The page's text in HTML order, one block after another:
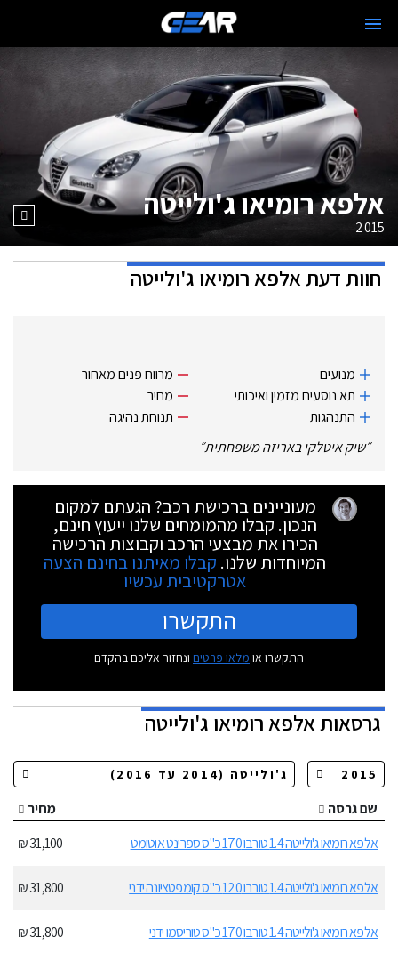
אלפא רומיאו ג'ולייטה
2015
חוות דעתאלפא רומיאו ג'ולייטה
מנועים
תא נוסעים מזמין ואיכותי
התנהגות
מרווח פנים מאחור
מחיר
תנוחת נהיגה
״שיק איטלקי באריזה משפחתית״
מעוניינים ברכישת רכב? הגעתם למקום
הנכון. קבלו מהמומחים שלנו ייעוץ חינם,
הכירו את מבצעי הרכב וקבוצות הרכישה
המיוחדות שלנו. קבלו מאיתנו בחינם הצעה
אטרקטיבית עכשיו
התקשרו
התקשרו או מלאו פרטים ונחזור אליכם בהקדם
גרסאותאלפא רומיאו ג'ולייטה
שם גרסה
מחיר
אלפא רומיאו ג'ולייטה 1.4 טורבו 170 כ"ס ספרינט אוטומט
31,100 ₪
אלפא רומיאו ג'ולייטה 1.4 טורבו 120 כ"ס קומפטציונה ידני 31,800 ₪
אלפא רומיאו ג'ולייטה 1.4 טורבו 170 כ"ס טוריסמו ידני 31,800 ₪